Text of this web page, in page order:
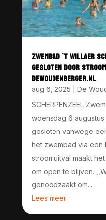
ZWEMBAD ’T WILLAER
GESLOTEN DOOR
DEWOUDENBERGER.NL
aug 6, 2025
De
SCHERPENZEEL
woensdag 6
gesloten vanwege
het zwembad via een
stroomuitval maakt
om open te blijven.
genoodzaakt om...
Lees meer